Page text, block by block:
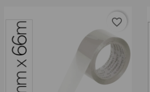
favorite_border